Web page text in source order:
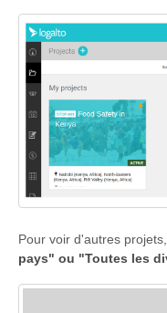
Pour voir d'autres projets,
pays" ou "Toutes les